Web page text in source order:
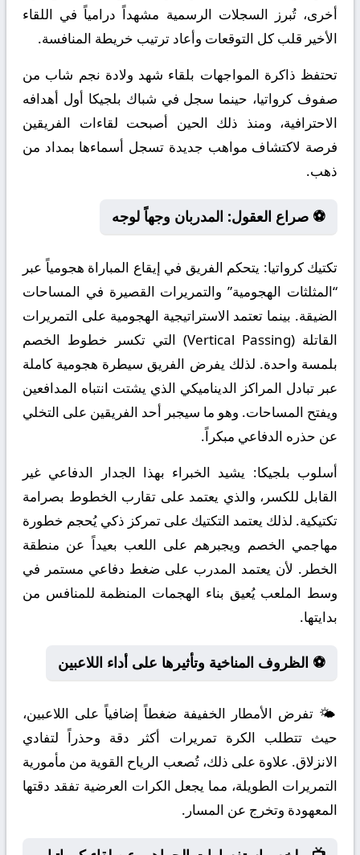
أخرى، تُبرز السجلات الرسمية مشهداً درامياً في اللقاء
الأخير قلب كل التوقعات وأعاد ترتيب خريطة المنافسة.
تحتفظ ذاكرة المواجهات بلقاء شهد ولادة نجم شاب من
صفوف كرواتيا، حينما سجل في شباك بلجيكا أول أهدافه
الاحترافية، ومنذ ذلك الحين أصبحت لقاءات الفريقين
فرصة لاكتشاف مواهب جديدة تسجل أسماءها بمداد من
ذهب.
⚽ صراع العقول: المدربان وجهاً لوجه
تكتيك كرواتيا: يتحكم الفريق في إيقاع المباراة هجومياً عبر
“المثلثات الهجومية” والتمريرات القصيرة في المساحات
الضيقة. بينما تعتمد الاستراتيجية الهجومية على التمريرات
القاتلة (Vertical Passing) التي تكسر خطوط الخصم
بلمسة واحدة. لذلك يفرض الفريق سيطرة هجومية كاملة
عبر تبادل المراكز الديناميكي الذي يشتت انتباه المدافعين
ويفتح المساحات. وهو ما سيجبر أحد الفريقين على التخلي
عن حذره الدفاعي مبكراً.
أسلوب بلجيكا: يشيد الخبراء بهذا الجدار الدفاعي غير
القابل للكسر، والذي يعتمد على تقارب الخطوط بصرامة
تكتيكية. لذلك يعتمد التكتيك على تمركز ذكي يُحجم خطورة
مهاجمي الخصم ويجبرهم على اللعب بعيداً عن منطقة
الخطر. لأن يعتمد المدرب على ضغط دفاعي مستمر في
وسط الملعب يُعيق بناء الهجمات المنظمة للمنافس من
بدايتها.
⚽ الظروف المناخية وتأثيرها على أداء اللاعبين
🌤️ تفرض الأمطار الخفيفة ضغطاً إضافياً على اللاعبين،
حيث تتطلب الكرة تمريرات أكثر دقة وحذراً لتفادي
الانزلاق. علاوة على ذلك، تُصعب الرياح القوية من مأمورية
التمريرات الطويلة، مما يجعل الكرات العرضية تفقد دقتها
المعهودة وتخرج عن المسار.